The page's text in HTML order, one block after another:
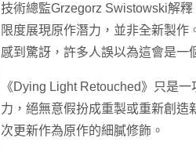
技術總監Grzegorz Swistowski解
限度展現原作潛力，並非全新製作
感到驚訝，許多人誤以為這會是一
《Dying Light Retouched》只是
力，絕無意假扮成重製或重新創造
次更新作為原作的細膩修飾。